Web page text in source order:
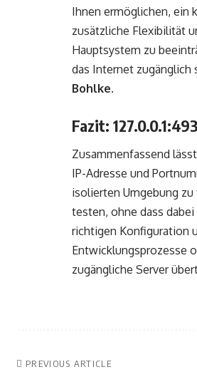
Ihnen ermöglichen, ein
zusätzliche Flexibilität
Hauptsystem zu
das Internet zugänglich
Bohlke.
Fazit:
Zusammenfassend
IP-Adresse und
isolierten Umgebung
testen, ohne dass
richtigen Konfiguration
Entwicklungsprozesse
zugängliche Server
PREVIOUS ARTICLE